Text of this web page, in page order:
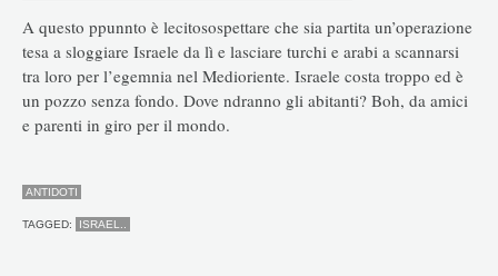
A questo ppunnto è lecitosospettare che sia partita un’operazione
tesa a sloggiare Israele da lì e lasciare turchi e arabi a scannarsi
tra loro per l’egemnia nel Medioriente. Israele costa troppo ed è
un pozzo senza fondo. Dove ndranno gli abitanti? Boh, da amici
e parenti in giro per il mondo.
ANTIDOTI
TAGGED: ISRAEL..